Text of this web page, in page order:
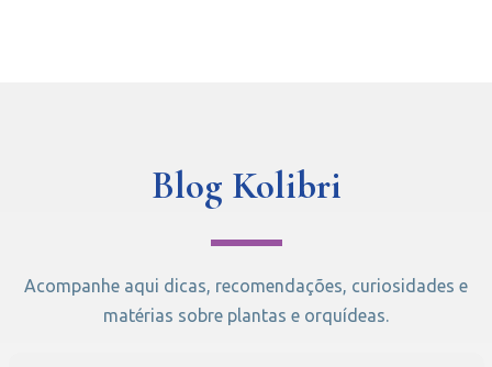
Blog Kolibri
Acompanhe aqui dicas, recomendações, curiosidades e
matérias sobre plantas e orquídeas.